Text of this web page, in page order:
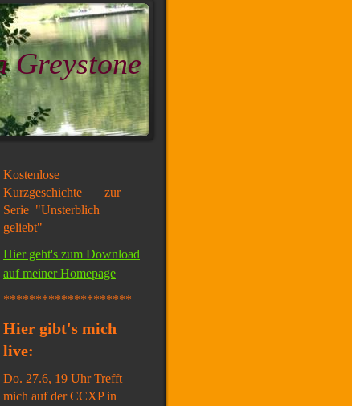
Greystone
Kostenlose
Kurzgeschichte zur
Serie "Unsterblich
geliebt"
Hier geht's zum Download
auf meiner Homepage
********************
Hier gibt's mich
live:
Do. 27.6, 19 Uhr Trefft
mich auf der CCXP in